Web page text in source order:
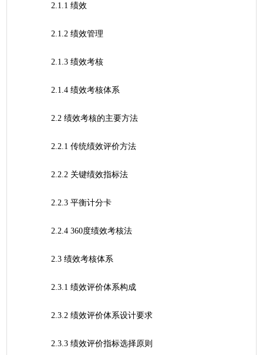
	2.1.1 绩效
	2.1.2 绩效管理
	2.1.3 绩效考核
	2.1.4 绩效考核体系
	2.2 绩效考核的主要方法
	2.2.1 传统绩效评价方法
	2.2.2 关键绩效指标法
	2.2.3 平衡计分卡
	2.2.4 360度绩效考核法
	2.3 绩效考核体系
	2.3.1 绩效评价体系构成
	2.3.2 绩效评价体系设计要求
	2.3.3 绩效评价指标选择原则